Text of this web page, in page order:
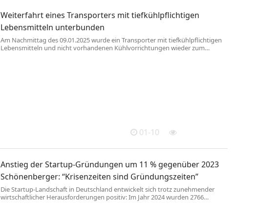
Weiterfahrt eines Transporters mit tiefkühlpflichtigen
Lebensmitteln unterbunden
Am Nachmittag des 09.01.2025 wurde ein Transporter mit tiefkühlpflichtigen
Lebensmitteln und nicht vorhandenen Kühlvorrichtungen wieder zum
01-10
Anstieg der Startup-Gründungen um 11 % gegenüber 2023
Schönenberger: “Krisenzeiten sind Gründungszeiten”
Die Startup-Landschaft in Deutschland entwickelt sich trotz zunehmender
wirtschaftlicher Herausforderungen positiv: Im Jahr 2024 wurden 2766